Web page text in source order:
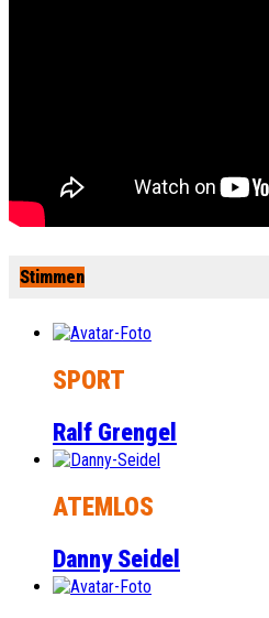
Stimmen
SPORT
Ralf Grengel
ATEMLOS
Danny Seidel